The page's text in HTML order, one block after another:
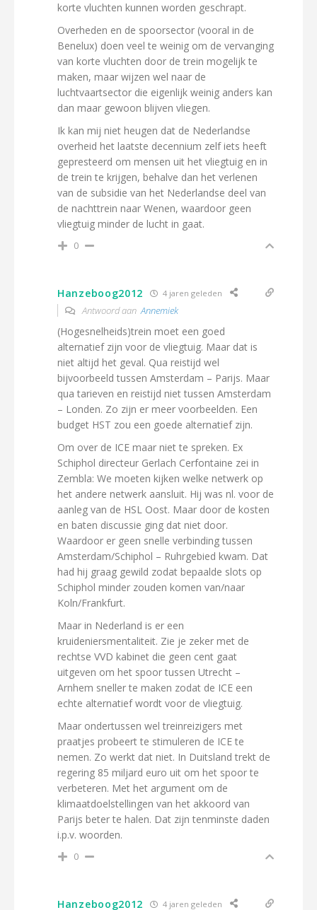
korte vluchten kunnen worden geschrapt.
Overheden en de spoorsector (vooral in de
Benelux) doen veel te weinig om de vervanging
van korte vluchten door de trein mogelijk te
maken, maar wijzen wel naar de
luchtvaartsector die eigenlijk weinig anders kan
dan maar gewoon blijven vliegen.
Ik kan mij niet heugen dat de Nederlandse
overheid het laatste decennium zelf iets heeft
gepresteerd om mensen uit het vliegtuig en in
de trein te krijgen, behalve dan het verlenen
van de subsidie van het Nederlandse deel van
de nachttrein naar Wenen, waardoor geen
vliegtuig minder de lucht in gaat.
0
Hanzeboog2012 4 jaren geleden
Antwoord aanAnnemiek
(Hogesnelheids)trein moet een goed
alternatief zijn voor de vliegtuig. Maar dat is
niet altijd het geval. Qua reistijd wel
bijvoorbeeld tussen Amsterdam – Parijs. Maar
qua tarieven en reistijd niet tussen Amsterdam
– Londen. Zo zijn er meer voorbeelden. Een
budget HST zou een goede alternatief zijn.
Om over de ICE maar niet te spreken. Ex
Schiphol directeur Gerlach Cerfontaine zei in
Zembla: We moeten kijken welke netwerk op
het andere netwerk aansluit. Hij was nl. voor de
aanleg van de HSL Oost. Maar door de kosten
en baten discussie ging dat niet door.
Waardoor er geen snelle verbinding tussen
Amsterdam/Schiphol – Ruhrgebied kwam. Dat
had hij graag gewild zodat bepaalde slots op
Schiphol minder zouden komen van/naar
Koln/Frankfurt.
Maar in Nederland is er een
kruideniersmentaliteit. Zie je zeker met de
rechtse VVD kabinet die geen cent gaat
uitgeven om het spoor tussen Utrecht –
Arnhem sneller te maken zodat de ICE een
echte alternatief wordt voor de vliegtuig.
Maar ondertussen wel treinreizigers met
praatjes probeert te stimuleren de ICE te
nemen. Zo werkt dat niet. In Duitsland trekt de
regering 85 miljard euro uit om het spoor te
verbeteren. Met het argument om de
klimaatdoelstellingen van het akkoord van
Parijs beter te halen. Dat zijn tenminste daden
i.p.v. woorden.
0
Hanzeboog2012 4 jaren geleden